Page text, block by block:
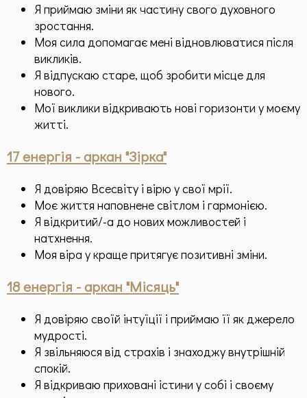
Я приймаю зміни як частину свого духовного
зростання.
Моя сила допомагає мені відновлюватися після
викликів.
Я відпускаю старе, щоб зробити місце для
нового.
Мої виклики відкривають нові горизонти у моєму
житті.
17 енергія - аркан "Зірка"
Я довіряю Всесвіту і вірю у свої мрії.
Моє життя наповнене світлом і гармонією.
Я відкритий/-а до нових можливостей і
натхнення.
Моя віра у краще притягує позитивні зміни.
18 енергія - аркан "Місяць"
Я довіряю своїй інтуїції і приймаю її як джерело
мудрості.
Я звільняюся від страхів і знаходжу внутрішній
спокій.
Я відкриваю приховані істини у собі і своєму